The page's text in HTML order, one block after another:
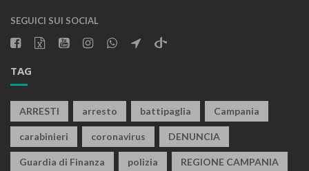
SEGUICI SUI SOCIAL
TAG
ARRESTI arresto battipaglia Campania
carabinieri coronavirus DENUNCIA
Guardia di Finanza polizia REGIONE CAMPANIA